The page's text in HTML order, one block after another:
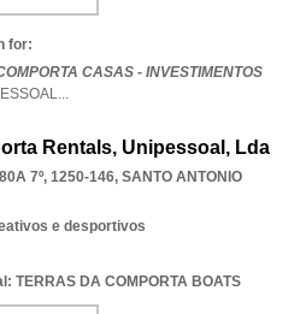
for:
CASAS - INVESTIMENTOS
...
Rentals, Unipessoal, Lda
7º, 1250-146, SANTO ANTONIO
e desportivos
TERRAS DA COMPORTA BOATS